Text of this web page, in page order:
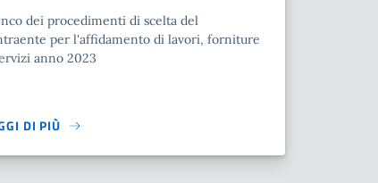
dei procedimenti di scelta del
per l'affidamento di lavori, forniture
anno 2023
DI PIÙ